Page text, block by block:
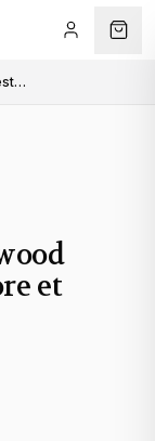
Montre Vivienne Westwood VV152RSSL Acier Bicolore et Cadran Argenté
et